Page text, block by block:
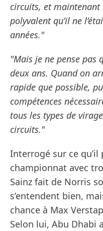
circuits, et
polyvalent qu’il ne
années."
"Mais je ne pense pas
deux ans. Quand on
rapide que possible,
compétences
tous les types de
circuits."
Interrogé sur ce
championnat avec
Sainz fait de Norris
s’entendent bien,
chance à Max
Selon lui, Abu Dhabi